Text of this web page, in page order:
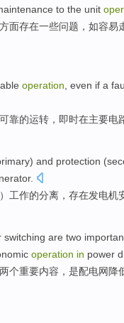
to the unit
方面存在一些问题， 如容易
operation , even if a
可靠的运转 ，即时在主要电
) and protection (
）工作的分离 ，存在发电机
switching are two
operation in power
两个重要内容，是配电网降